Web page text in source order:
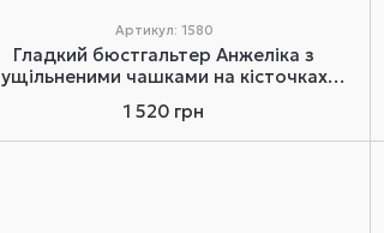
Артикул: 1580
Гладкий бюстгальтер Анжеліка з
ущільненими чашками на кісточках
1 520 грн